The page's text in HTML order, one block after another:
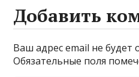
Добавить
Ваш адрес email не будет
Обязательные поля